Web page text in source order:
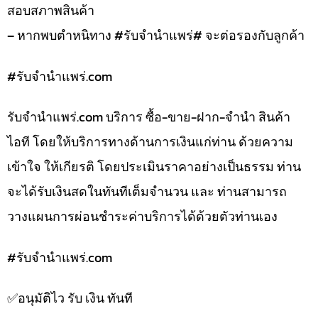
สอบสภาพสินค้า
– หากพบตำหนิทาง #รับจำนำแพร่# จะต่อรองกับลูกค้า
#รับจํานําแพร่.com
รับจํานําแพร่.com บริการ ซื้อ-ขาย-ฝาก-จำนำ สินค้า
ไอที โดยให้บริการทางด้านการเงินแก่ท่าน ด้วยความ
เข้าใจ ให้เกียรติ โดยประเมินราคาอย่างเป็นธรรม ท่าน
จะได้รับเงินสดในทันทีเต็มจำนวน และ ท่านสามารถ
วางแผนการผ่อนชำระค่าบริการได้ด้วยตัวท่านเอง
#รับจํานําแพร่.com
✅️อนุมัติไว รับ เงิน ทันที